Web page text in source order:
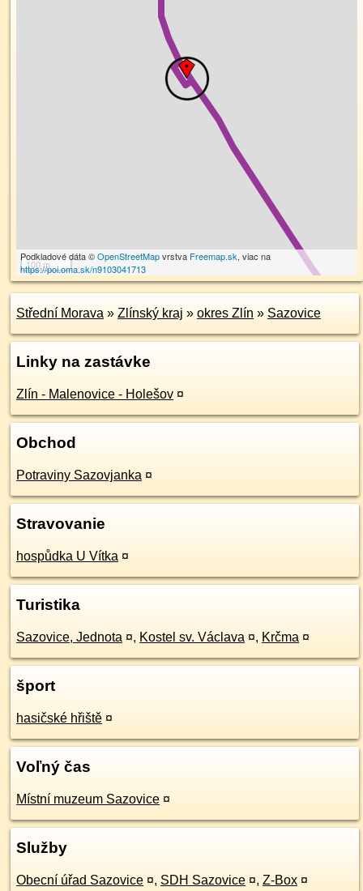
100 m
Podkladové dáta ©OpenStreetMapvrstva Freemap.sk, viac na
https://poi.oma.sk/n9103041713
Střední Morava » Zlínský kraj » okres Zlín » Sazovice
Linky na zastávke
Zlín - Malenovice - Holešov ¤
Obchod
Potraviny Sazovjanka ¤
Stravovanie
hospůdka U Vítka ¤
Turistika
Sazovice, Jednota ¤, Kostel sv. Václava ¤, Krčma ¤
šport
hasičské hřiště ¤
Voľný čas
Místní muzeum Sazovice ¤
Služby
Obecní úřad Sazovice ¤, SDH Sazovice ¤, Z-Box ¤